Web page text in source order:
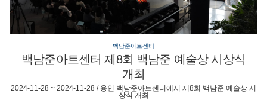
백남준아트센터
백남준아트센터 제8회 백남준 예술상 시상식
개최
2024-11-28 ~ 2024-11-28 / 용인 백남준아트센터에서 제8회 백남준 예술상 시
상식 개최